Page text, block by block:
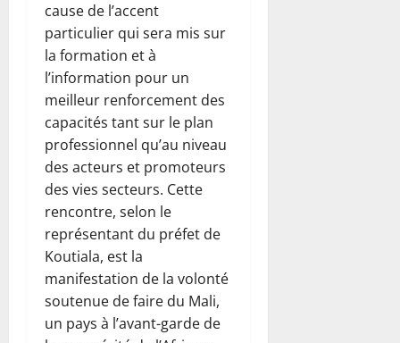
cause de l’accent
particulier qui sera mis sur
la formation et à
l’information pour un
meilleur renforcement des
capacités tant sur le plan
professionnel qu’au niveau
des acteurs et promoteurs
des vies secteurs. Cette
rencontre, selon le
représentant du préfet de
Koutiala, est la
manifestation de la volonté
soutenue de faire du Mali,
un pays à l’avant-garde de